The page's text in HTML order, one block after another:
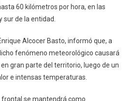
60 kilómetros por hora, en las
de la entidad.
Alcocer Basto, informó que, a
fenómeno meteorológico causará
gran parte del territorio, luego de un
e intensas temperaturas.
frontal se mantendrá como